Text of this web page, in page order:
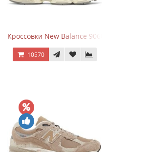
Кроссовки New Balance 9060 December Sky
10570